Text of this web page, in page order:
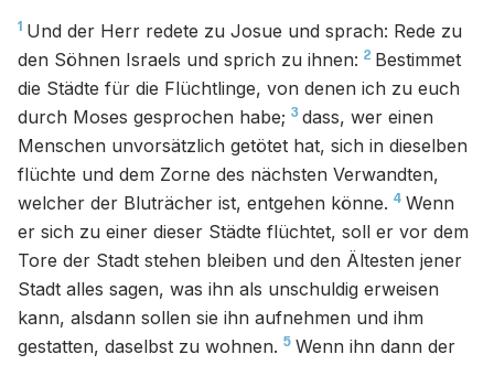
1 Und der Herr redete zu Josue und sprach: Rede zu
den Söhnen Israels und sprich zu ihnen: 2 Bestimmet
die Städte für die Flüchtlinge, von denen ich zu euch
durch Moses gesprochen habe; 3 dass, wer einen
Menschen unvorsätzlich getötet hat, sich in dieselben
flüchte und dem Zorne des nächsten Verwandten,
welcher der Bluträcher ist, entgehen könne. 4 Wenn
er sich zu einer dieser Städte flüchtet, soll er vor dem
Tore der Stadt stehen bleiben und den Ältesten jener
Stadt alles sagen, was ihn als unschuldig erweisen
kann, alsdann sollen sie ihn aufnehmen und ihm
gestatten, daselbst zu wohnen. 5 Wenn ihn dann der